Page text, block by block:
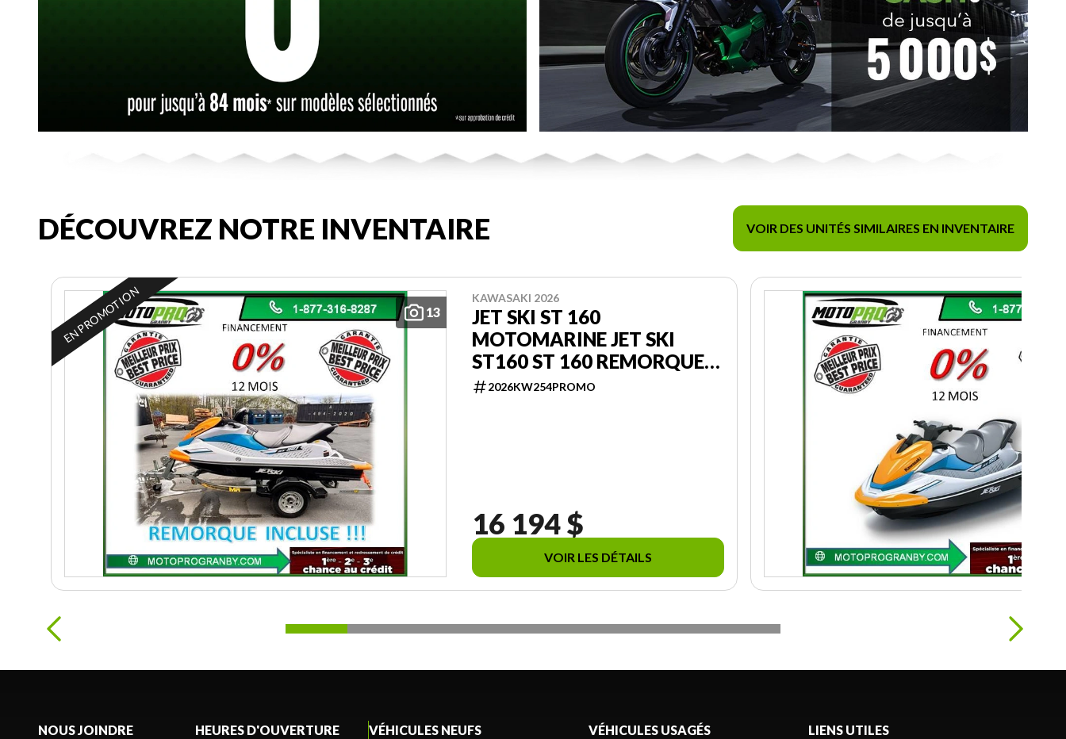
DÉCOUVREZ NOTRE INVENTAIRE VOIR DES UNITÉS SIMILAIRES EN INVENTAIRE
13
EN PROMOTION KAWASAKI 2026
JET SKI ST 160
MOTOMARINE JET SKI
ST160 ST 160 REMORQUE
INCLUSE
2026KW254PROMO
16 194 $
VOIR LES DÉTAILS
NOUS JOINDRE HEURES D'OUVERTURE VÉHICULES NEUFS VÉHICULES USAGÉS LIENS UTILES